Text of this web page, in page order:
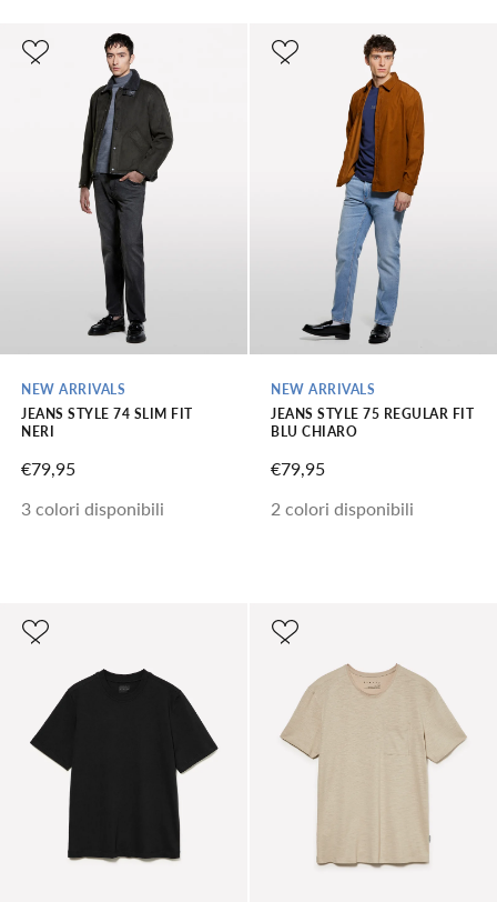
NEW ARRIVALS
JEANS STYLE 74 SLIM FIT
NERI
PREZZO SCONTATO
€79,95
3 colori disponibili
NEW ARRIVALS
JEANS STYLE 75 REGULAR FIT
BLU CHIARO
PREZZO SCONTATO
€79,95
2 colori disponibili